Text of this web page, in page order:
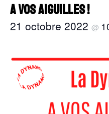
A vos aiguilles !
21 octobre 2022 @